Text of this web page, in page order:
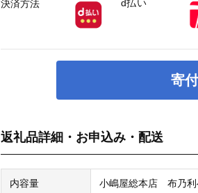
寄
返礼品詳細・お申込み・配送
内容量 小嶋屋総本店 布乃
決済方法 d払い